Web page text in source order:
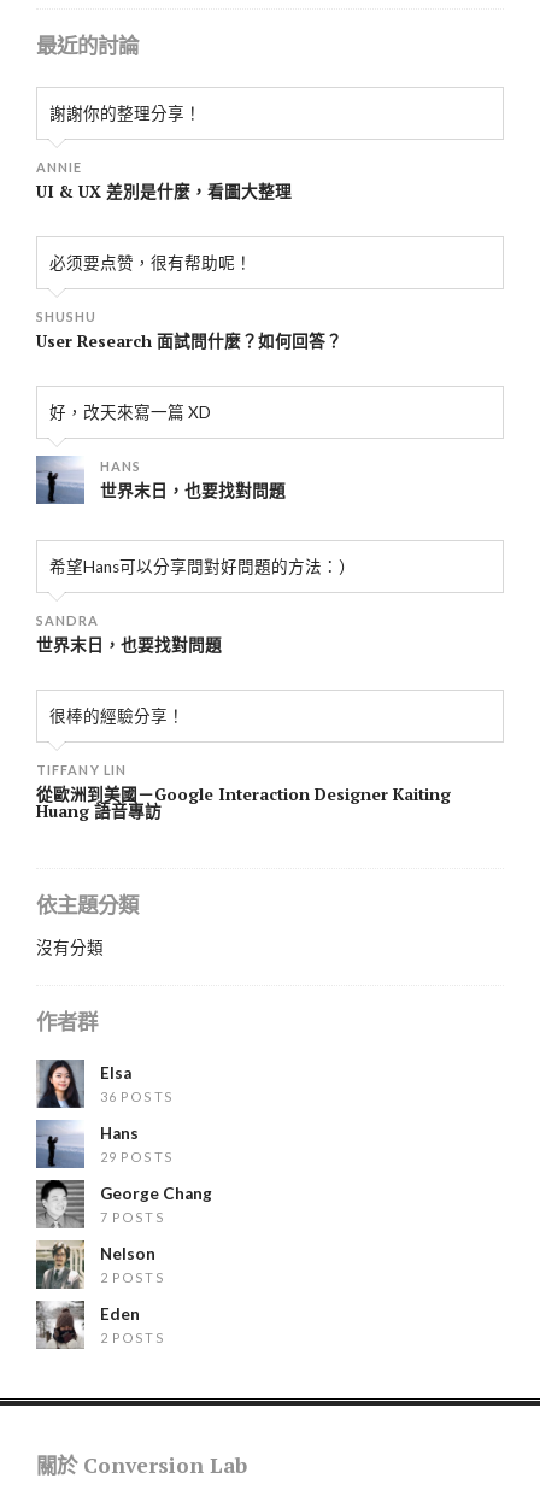
最近的討論
謝謝你的整理分享！
ANNIE
UI & UX 差別是什麼，看圖大整理
必须要点赞，很有帮助呢！
SHUSHU
User Research 面試問什麼？如何回答？
好，改天來寫一篇 XD
HANS
世界末日，也要找對問題
希望Hans可以分享問對好問題的方法：）
SANDRA
世界末日，也要找對問題
很棒的經驗分享！
TIFFANY LIN
從歐洲到美國－Google Interaction Designer Kaiting
Huang 語音專訪
依主題分類
沒有分類
作者群
Elsa
36 POSTS
Hans
29 POSTS
George Chang
7 POSTS
Nelson
2 POSTS
Eden
2 POSTS
關於 Conversion Lab